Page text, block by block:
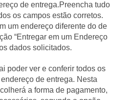
de entrega.Preencha tudo
os campos estão corretos.
um endereço diferente do de
“Entregar em um Endereço
dados solicitados.
poder ver e conferir todos os
de entrega. Nesta
a forma de pagamento,